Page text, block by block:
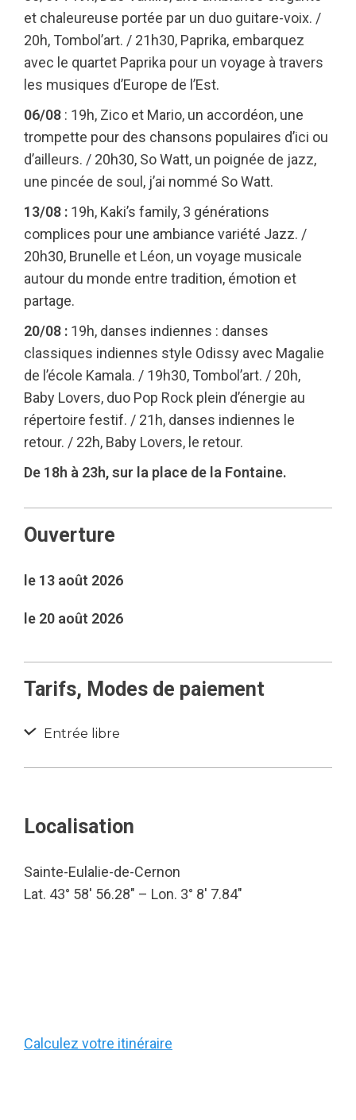
et chaleureuse portée par un duo guitare-voix. /
20h, Tombol’art. / 21h30, Paprika, embarquez
avec le quartet Paprika pour un voyage à travers
les musiques d’Europe de l’Est.
06/08 : 19h, Zico et Mario, un accordéon, une
trompette pour des chansons populaires d’ici ou
d’ailleurs. / 20h30, So Watt, un poignée de jazz,
une pincée de soul, j’ai nommé So Watt.
13/08 : 19h, Kaki’s family, 3 générations
complices pour une ambiance variété Jazz. /
20h30, Brunelle et Léon, un voyage musicale
autour du monde entre tradition, émotion et
partage.
20/08 : 19h, danses indiennes : danses
classiques indiennes style Odissy avec Magalie
de l’école Kamala. / 19h30, Tombol’art. / 20h,
Baby Lovers, duo Pop Rock plein d’énergie au
répertoire festif. / 21h, danses indiennes le
retour. / 22h, Baby Lovers, le retour.
De 18h à 23h, sur la place de la Fontaine.
Ouverture
le 13 août 2026
le 20 août 2026
Tarifs, Modes de paiement
Entrée libre
Localisation
Sainte-Eulalie-de-Cernon
Lat. 43° 58′ 56.28″ – Lon. 3° 8′ 7.84″
Calculez votre itinéraire